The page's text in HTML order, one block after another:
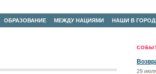
ОБРАЗОВАНИЕ МЕЖДУ НАЦИЯМИ НАШИ В
29